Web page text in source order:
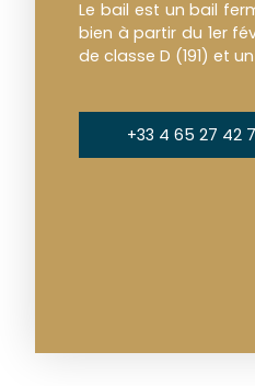
Le bail est un bail
bien à partir du 1er
de classe D (191) et
+33 4 65 27 42